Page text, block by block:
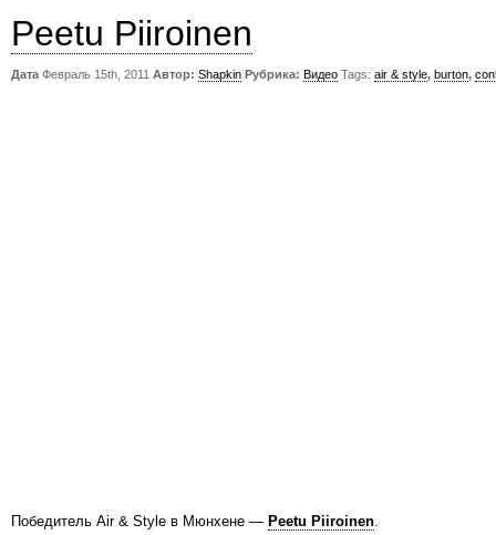
Peetu Piiroinen
Дата Февраль 15th, 2011 Автор: Shapkin Рубрика: Видео Tags: air & style, burton,
Победитель Air & Style в Мюнхене — Peetu Piiroinen.